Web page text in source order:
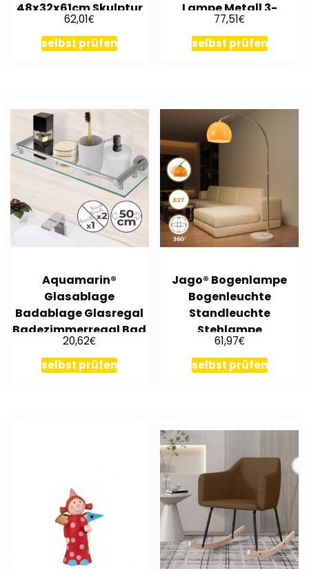
48x32x61cm Skulptur
62,01€
selbst prüfen
Lampe Metall 3-
flammig schwarz
77,51€
selbst prüfen
Aquamarin®
Glasablage
Badablage Glasregal
Badezimmerregal Bad
Accessories
20,62€
selbst prüfen
Jago® Bogenlampe
Bogenleuchte
Standleuchte
Stehlampe
Stehleuchte
Bogenstehlampe
61,97€
selbst prüfen